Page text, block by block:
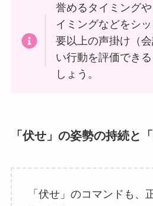
誉めるタイミング
イミングなどをシ
要以上の声掛け（
い行動を評価でき
しょう。
「伏せ」の姿勢の持続と
「伏せ」のコマンドも、